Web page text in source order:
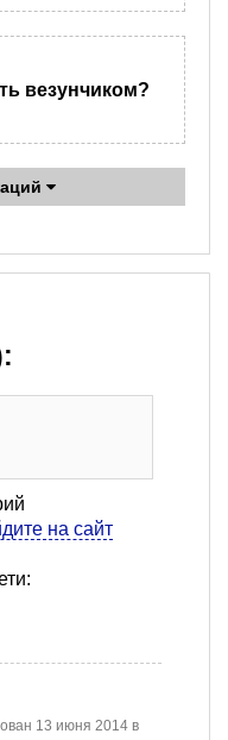
везунчиком?
на сайт
13 июня 2014 в